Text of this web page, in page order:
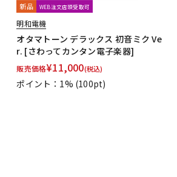
新品 WEB注文店頭受取可
明和電機
オタマトーン デラックス 初音ミク Ve
r. [さわってカンタン電子楽器]
販売価格¥11,000(税込)
ポイント：1% (100pt)